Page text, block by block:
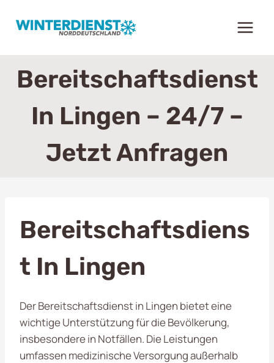
Inhalt
Bereitschaftsdienst
In Lingen – 24/7 –
Jetzt Anfragen
Bereitschaftsdiens
T In Lingen
Der Bereitschaftsdienst in Lingen bietet eine
wichtige Unterstützung für die Bevölkerung,
insbesondere in Notfällen. Die Leistungen
umfassen medizinische Versorgung außerhalb